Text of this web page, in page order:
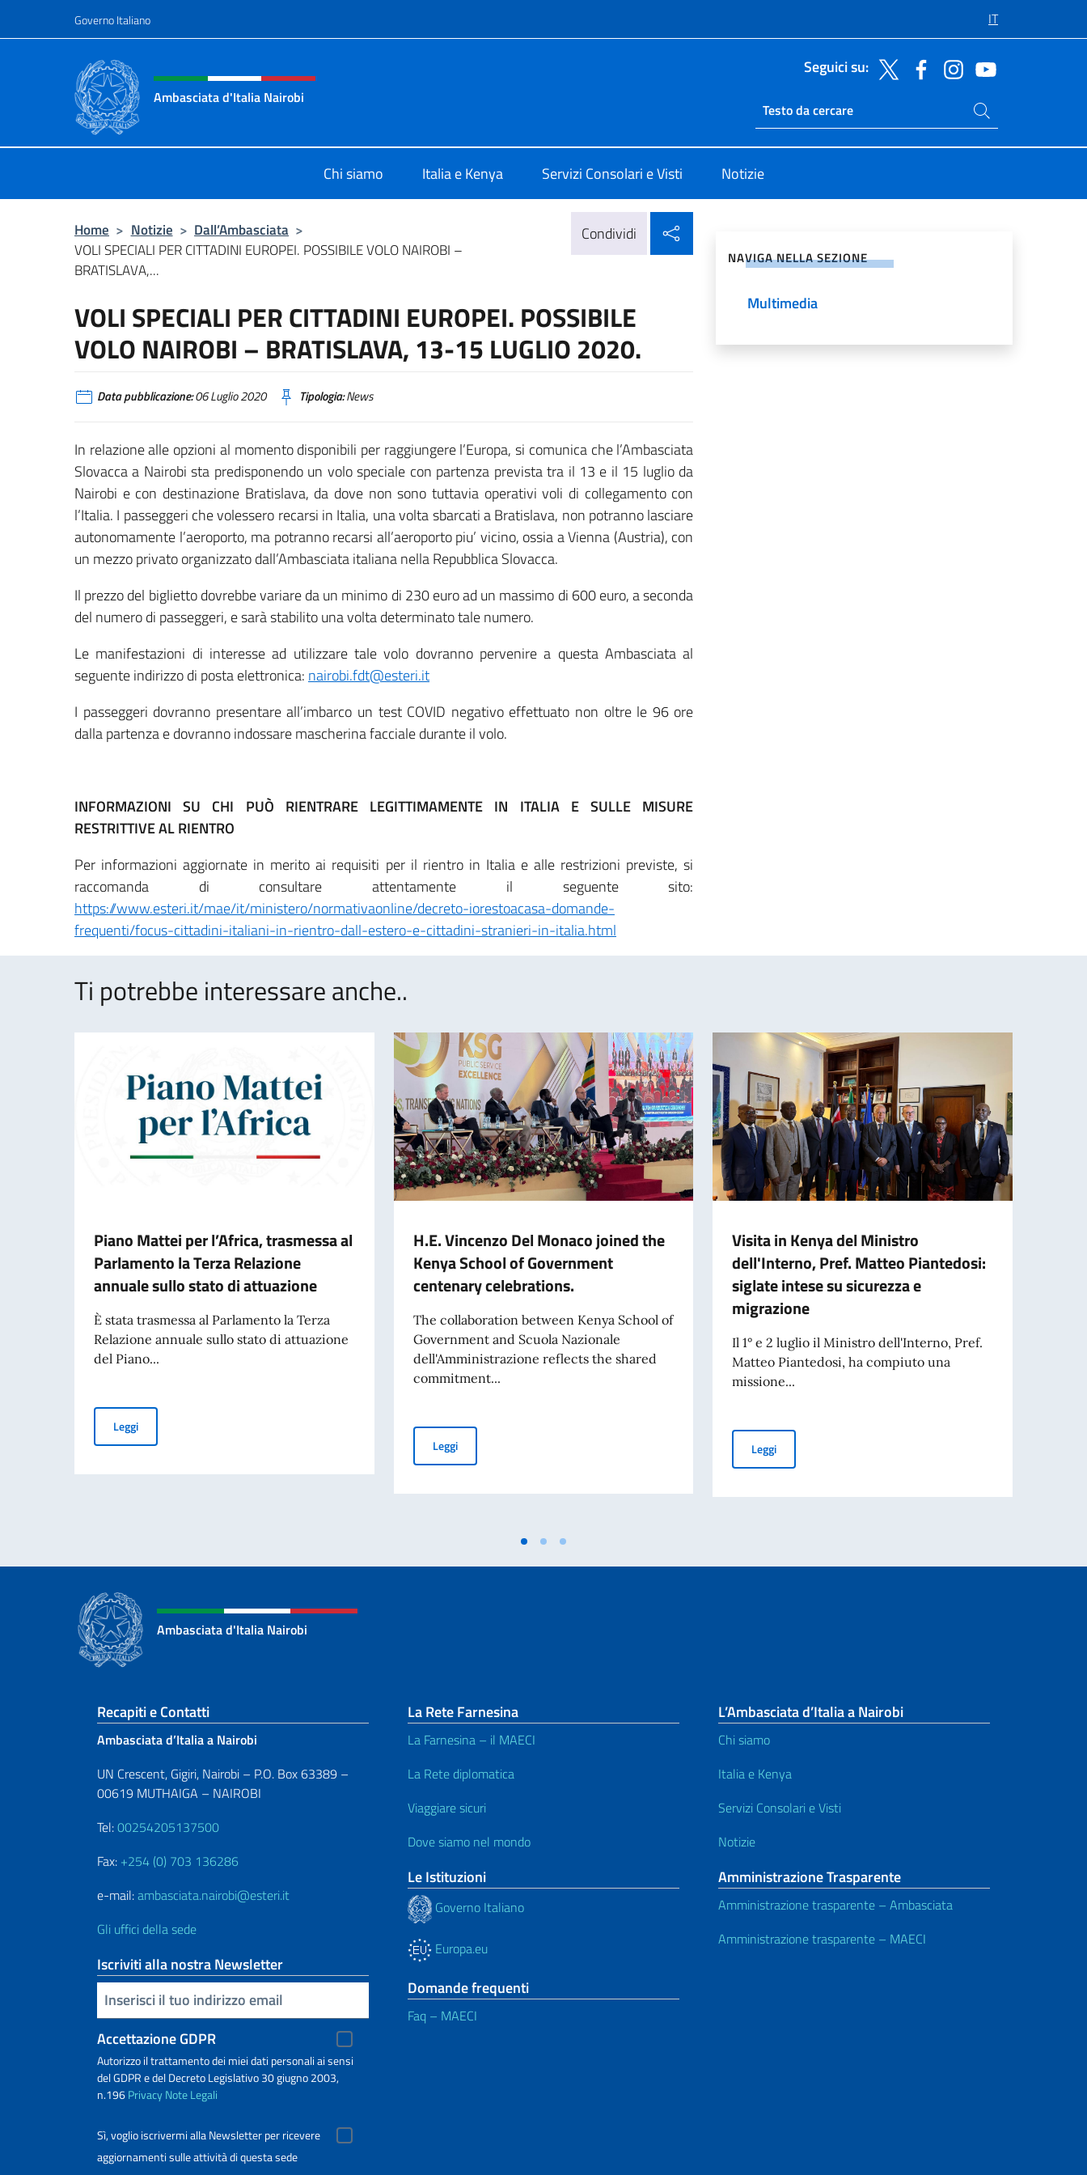
Governo Italiano IT
Intestazione sito, social e menù
Ambasciata d'Italia Nairobi
Seguici su:
Ricerca sito live
Cerca nel sito
Chi siamo Italia e Kenya Servizi Consolari e Visti Notizie
Home > Notizie > Dall’Ambasciata >
VOLI SPECIALI PER CITTADINI EUROPEI. POSSIBILE VOLO NAIROBI –
BRATISLAVA,...
Condividi
VOLI SPECIALI PER CITTADINI EUROPEI. POSSIBILE
VOLO NAIROBI – BRATISLAVA, 13-15 LUGLIO 2020.
Data pubblicazione:06 Luglio 2020 Tipologia:News
In relazione alle opzioni al momento disponibili per raggiungere l’Europa, si comunica che l’Ambasciata
Slovacca a Nairobi sta predisponendo un volo speciale con partenza prevista tra il 13 e il 15 luglio da
Nairobi e con destinazione Bratislava, da dove non sono tuttavia operativi voli di collegamento con
l’Italia. I passeggeri che volessero recarsi in Italia, una volta sbarcati a Bratislava, non potranno lasciare
autonomamente l’aeroporto, ma potranno recarsi all’aeroporto piu’ vicino, ossia a Vienna (Austria), con
un mezzo privato organizzato dall’Ambasciata italiana nella Repubblica Slovacca.
Il prezzo del biglietto dovrebbe variare da un minimo di 230 euro ad un massimo di 600 euro, a seconda
del numero di passeggeri, e sarà stabilito una volta determinato tale numero.
Le manifestazioni di interesse ad utilizzare tale volo dovranno pervenire a questa Ambasciata al
seguente indirizzo di posta elettronica: nairobi.fdt@esteri.it
I passeggeri dovranno presentare all’imbarco un test COVID negativo effettuato non oltre le 96 ore
dalla partenza e dovranno indossare mascherina facciale durante il volo.
INFORMAZIONI SU CHI PUÒ RIENTRARE LEGITTIMAMENTE IN ITALIA E SULLE MISURE
RESTRITTIVE AL RIENTRO
Per informazioni aggiornate in merito ai requisiti per il rientro in Italia e alle restrizioni previste, si
raccomanda di consultare attentamente il seguente sito:
https://www.esteri.it/mae/it/ministero/normativaonline/decreto-iorestoacasa-domande-
frequenti/focus-cittadini-italiani-in-rientro-dall-estero-e-cittadini-stranieri-in-italia.html
NAVIGA NELLA SEZIONE
Multimedia
Ti potrebbe interessare anche..
Piano Mattei per l’Africa, trasmessa al
Parlamento la Terza Relazione
annuale sullo stato di attuazione
È stata trasmessa al Parlamento la Terza
Relazione annuale sullo stato di attuazione
del Piano...
LeggiPiano Mattei per l’Africa, trasmessa al Parlamento la Terza Relazione annuale sullo stato di attuazione
H.E. Vincenzo Del Monaco joined the
Kenya School of Government
centenary celebrations.
The collaboration between Kenya School of
Government and Scuola Nazionale
dell'Amministrazione reflects the shared
commitment...
LeggiH.E. Vincenzo Del Monaco joined the Kenya School of Government centenary celebrations.
Visita in Kenya del Ministro
dell'Interno, Pref. Matteo Piantedosi:
siglate intese su sicurezza e
migrazione
Il 1° e 2 luglio il Ministro dell'Interno, Pref.
Matteo Piantedosi, ha compiuto una
missione...
LeggiVisita in Kenya del Ministro dell'Interno, Pref. Matteo
Ambasciata d'Italia Nairobi
Sezione footer
Recapiti e Contatti
Ambasciata d’Italia a Nairobi
UN Crescent, Gigiri, Nairobi – P.O. Box 63389 –
00619 MUTHAIGA – NAIROBI
Tel:00254205137500
Fax: +254 (0) 703 136286
e-mail:ambasciata.nairobi@esteri.it
Gli uffici della sede
Iscriviti alla nostra Newsletter
Inserisci la tua email
Accettazione GDPR
Autorizzo il trattamento dei miei dati personali ai sensi
del GDPR e del Decreto Legislativo 30 giugno 2003,
n.196PrivacyNote Legali
Sì, voglio iscrivermi alla Newsletter per ricevere
aggiornamenti sulle attività di questa sede
La Rete Farnesina
La Farnesina – il MAECI
La Rete diplomatica
Viaggiare sicuri
Dove siamo nel mondo
Le Istituzioni
Governo Italiano
Europa.eu
Domande frequenti
Faq – MAECI
L’Ambasciata d’Italia a Nairobi
Chi siamo
Italia e Kenya
Servizi Consolari e Visti
Notizie
Amministrazione Trasparente
Amministrazione trasparente – Ambasciata
Amministrazione trasparente – MAECI